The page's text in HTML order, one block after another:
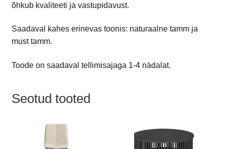
õhkub kvaliteeti ja vastupidavust.
Saadaval kahes erinevas toonis: naturaalne tamm ja
must tamm.
Toode on saadaval tellimisajaga 1-4 nädalat.
Seotud tooted